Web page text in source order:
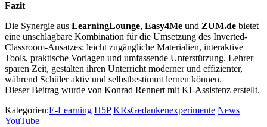
Fazit
Die Synergie aus LearningLounge, Easy4Me und ZUM.de bietet
eine unschlagbare Kombination für die Umsetzung des Inverted-
Classroom-Ansatzes: leicht zugängliche Materialien, interaktive
Tools, praktische Vorlagen und umfassende Unterstützung. Lehrer
sparen Zeit, gestalten ihren Unterricht moderner und effizienter,
während Schüler aktiv und selbstbestimmt lernen können.
Dieser Beitrag wurde von Konrad Rennert mit KI-Assistenz erstellt.
Kategorien:E-Learning H5P KRsGedankenexperimente News
YouTube